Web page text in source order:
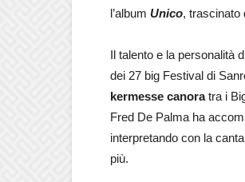
l’album Unico, trascinato
Il talento e la personalità
dei 27 big Festival di
kermesse canoratra i
Fred De Palma ha
interpretando con la
più.